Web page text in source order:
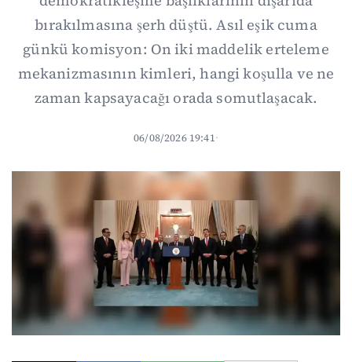
bırakılmasına şerh düştü. Asıl eşik cuma
günkü komisyon: On iki maddelik erteleme
mekanizmasının kimleri, hangi koşulla ve ne
zaman kapsayacağı orada somutlaşacak.
06/08/2026 19:41·